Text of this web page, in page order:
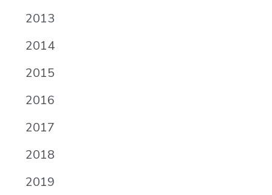
2013
2014
2015
2016
2017
2018
2019